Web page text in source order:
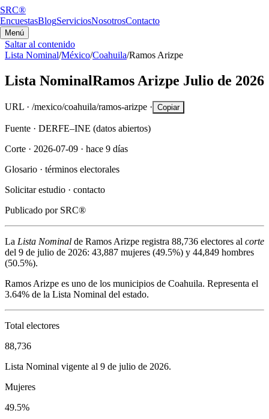
SRC®
EncuestasBlogServiciosNosotrosContacto
Menú
Saltar al contenido
Lista Nominal/México/Coahuila/Ramos Arizpe
Lista NominalRamos Arizpe Julio de 2026
URL · /mexico/coahuila/ramos-arizpe · Copiar
Fuente · DERFE–INE (datos abiertos)
Corte · 2026-07-09 · hace 9 días
Glosario · términos electorales
Solicitar estudio · contacto
Publicado por SRC®
La Lista Nominal de Ramos Arizpe registra 88,736 electores al corte
del 9 de julio de 2026: 43,887 mujeres (49.5%) y 44,849 hombres
(50.5%).
Ramos Arizpe es uno de los municipios de Coahuila. Representa el
3.64% de la Lista Nominal del estado.
Total electores
88,736
Lista Nominal vigente al 9 de julio de 2026.
Mujeres
49.5%